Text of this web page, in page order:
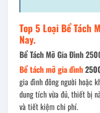
Top 5 Loại Bể Tách
Nay.
Bể Tách Mỡ Gia Đình
Bể tách mỡ gia đình
gia đình đông người hoặc
dung tích vừa đủ, thiết bị
và tiết kiệm chi phí.